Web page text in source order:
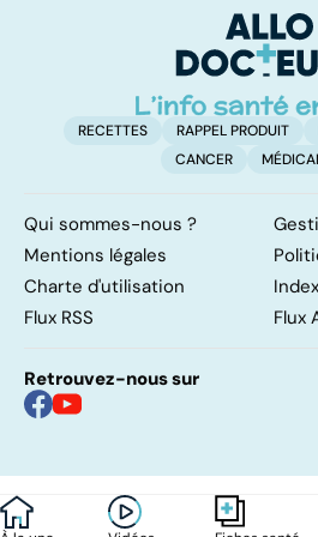
RECETTES RAPPEL PRODUIT
CANCER
Qui sommes-nous ?
Mentions légales
Charte d'utilisation
Flux RSS
Flux
Retrouvez-nous sur